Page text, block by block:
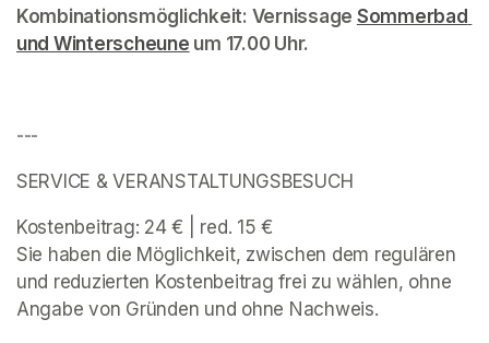
Kombinationsmöglichkeit: Vernissage Sommerbad
und Winterscheune (opens in a new tab)
um 17.00 Uhr.
---
SERVICE & VERANSTALTUNGSBESUCH
Kostenbeitrag: 24 € | red. 15 €
Sie haben die Möglichkeit, zwischen dem regulären
und reduzierten Kostenbeitrag frei zu wählen, ohne
Angabe von Gründen und ohne Nachweis.